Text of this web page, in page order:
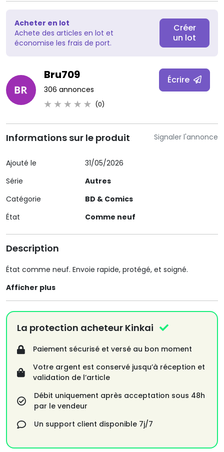
Acheter en lot
Achete des articles en lot et
économise les frais de port.
Créer
un lot
Bru709
306 annonces
(0)
Écrire
Signaler l'annonce
Informations sur le produit
Ajouté le
31/05/2026
Série
Autres
Catégorie
BD & Comics
État
Comme neuf
Description
État comme neuf. Envoie rapide, protégé, et soigné.
Afficher plus
La protection acheteur Kinkai
Paiement sécurisé et versé au bon moment
Votre argent est conservé jusqu’à réception et
validation de l’article
Débit uniquement après acceptation sous 48h
par le vendeur
Un support client disponible 7j/7